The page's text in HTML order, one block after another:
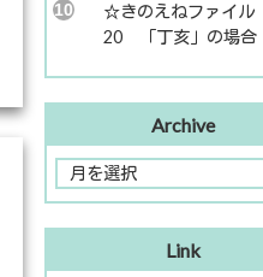
☆きのえねファイル
20 「丁亥」の場合
Archive
Link